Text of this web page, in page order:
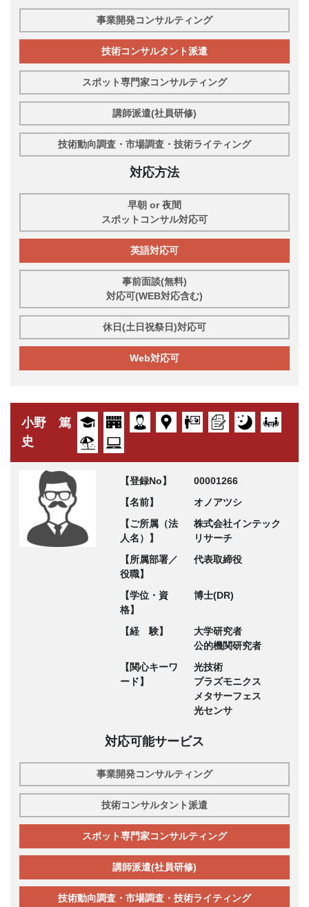
事業開発コンサルティング
技術コンサルタント派遣
スポット専門家コンサルティング
講師派遣(社員研修)
技術動向調査・市場調査・技術ライティング
対応方法
早朝 or 夜間
スポットコンサル対応可
英語対応可
事前面談(無料)
対応可(WEB対応含む)
休日(土日祝祭日)対応可
Web対応可
小野 篤
史
【登録No】
00001266
【名前】
オノアツシ
【ご所属（法
人名）】
株式会社インテック
リサーチ
【所属部署／
役職】
代表取締役
【学位・資
格】
博士(DR)
【経 験】
大学研究者
公的機関研究者
【関心キーワ
ード】
光技術
プラズモニクス
メタサーフェス
光センサ
対応可能サービス
事業開発コンサルティング
技術コンサルタント派遣
スポット専門家コンサルティング
講師派遣(社員研修)
技術動向調査・市場調査・技術ライティング